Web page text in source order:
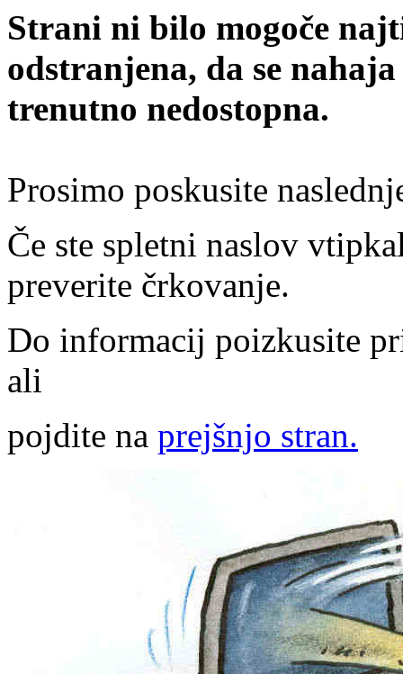
Strani ni bilo mogoče
odstranjena, da se
trenutno nedostopna.
Prosimo poskusite
Če ste spletni naslov
preverite črkovanje.
Do informacij poizkusite
ali
pojdite na prejšnjo stran.